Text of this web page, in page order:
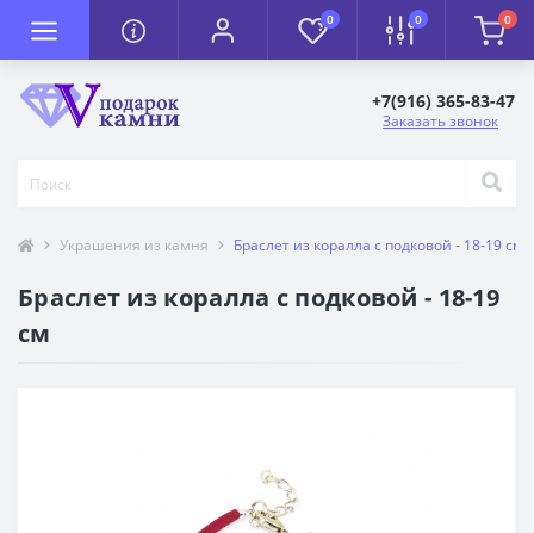
0 0 0
+7(916) 365-83-47
Заказать звонок
Украшения из камня Браслет из коралла с подковой - 18-19 см
Браслет из коралла с подковой - 18-19
см